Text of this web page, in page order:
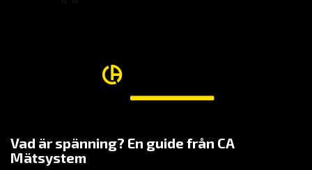
Vad är spänning? En guide från CA
Mätsystem